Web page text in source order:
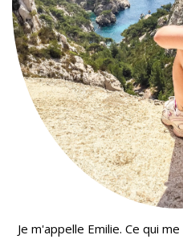
Je m'appelle Emilie. Ce qui